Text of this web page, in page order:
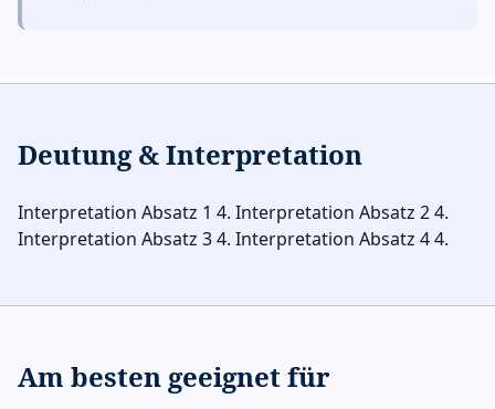
Deutung & Interpretation
Interpretation Absatz 1 4. Interpretation Absatz 2 4.
Interpretation Absatz 3 4. Interpretation Absatz 4 4.
Am besten geeignet für